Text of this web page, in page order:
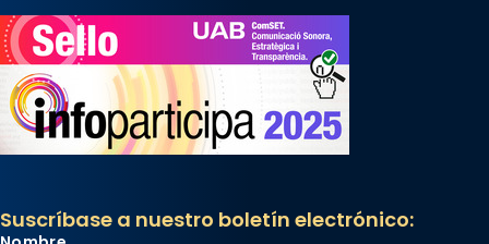
Suscríbase a nuestro boletín electrónico: